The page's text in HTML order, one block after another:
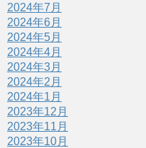
2024年7月
2024年6月
2024年5月
2024年4月
2024年3月
2024年2月
2024年1月
2023年12月
2023年11月
2023年10月